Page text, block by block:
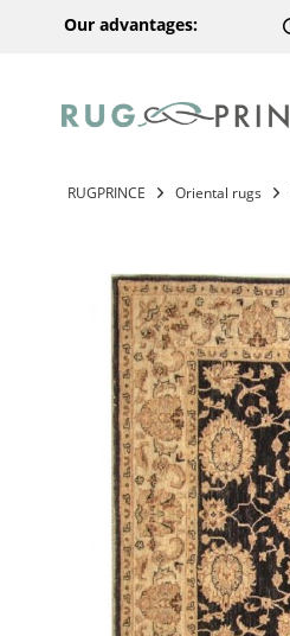
Our advantages:
RUGPRINCE Oriental rugs